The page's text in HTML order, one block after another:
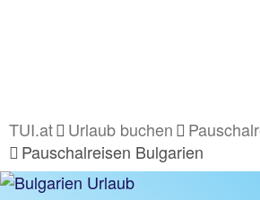
TUI.at Urlaub buchen
Pauschalreisen Bulgarien